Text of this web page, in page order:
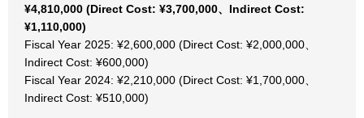
¥4,810,000 (Direct Cost: ¥3,700,000、Indirect Cost:
¥1,110,000)
Fiscal Year 2025: ¥2,600,000 (Direct Cost: ¥2,000,000、
Indirect Cost: ¥600,000)
Fiscal Year 2024: ¥2,210,000 (Direct Cost: ¥1,700,000、
Indirect Cost: ¥510,000)